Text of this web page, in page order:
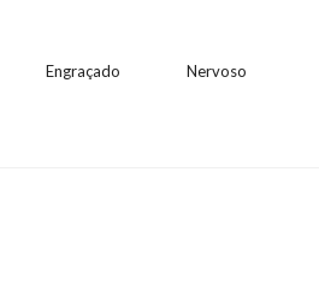
Engraçado Nervoso